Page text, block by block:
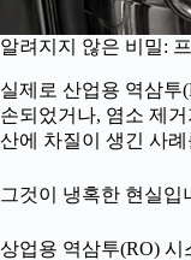
알려지지 않은 비밀:
실제로 산업용 역삼투
손되었거나, 염소 제
산에 차질이 생긴 사
그것이 냉혹한 현실입
상업용 역삼투(RO)